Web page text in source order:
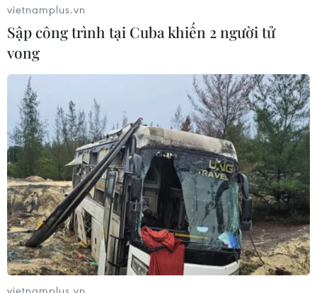
vietnamplus.vn
Sập công trình tại Cuba khiến 2 người tử
vong
vietnamplus.vn